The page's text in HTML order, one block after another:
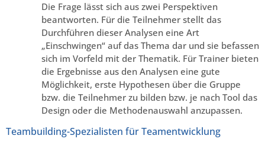
Die Frage lässt sich aus zwei Perspektiven
beantworten. Für die Teilnehmer stellt das
Durchführen dieser Analysen eine Art
„Einschwingen“ auf das Thema dar und sie befassen
sich im Vorfeld mit der Thematik. Für Trainer bieten
die Ergebnisse aus den Analysen eine gute
Möglichkeit, erste Hypothesen über die Gruppe
bzw. die Teilnehmer zu bilden bzw. je nach Tool das
Design oder die Methodenauswahl anzupassen.
Teambuilding-Spezialisten für Teamentwicklung